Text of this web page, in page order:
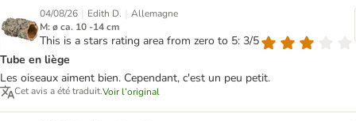
04/08/26 | Edith D. | Allemagne
M: ø ca. 10 -14 cm
This is a stars rating area from zero to 5: 3/5
Tube en liège
Les oiseaux aiment bien. Cependant, c'est un peu petit.
Cet avis a été traduit.Voir l’original